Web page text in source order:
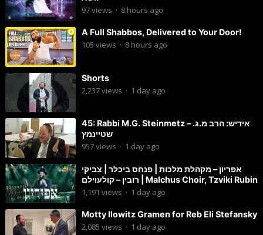
97views · 8 hours ago
A Full Shabbos, Delivered to Your Door!
105 views · 8 hours ago
Shorts
2,237views · 1 day ago
45: Rabbi M.G. Steinmetz – אידיש: הרב מ.ג.
שטיינמץ
957views · 1 day ago
אפריון – מקהלת מלכות | פנחס ביכלר | צביקי
רובין – קולעוילם | Malchus Choir, Tzviki Rubin
1,191 views · 1 day ago
Motty Ilowitz Gramen for Reb Eli Stefansky
2,085 views · 1 day ago